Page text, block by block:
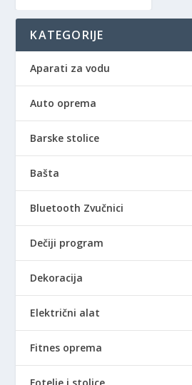
KATEGORIJE
Aparati za vodu
Auto oprema
Barske stolice
Bašta
Bluetooth Zvučnici
Dečiji program
Dekoracija
Električni alat
Fitnes oprema